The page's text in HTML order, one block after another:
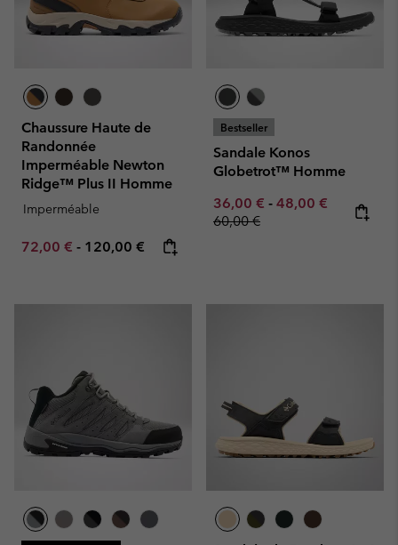
Chaussure Haute de
Randonnée
Imperméable Newton
Ridge™ Plus II Homme
Imperméable
Minimum sale price:
72,00 € - Maximum price:
120,00 €
Bestseller
Sandale Konos
Globetrot™ Homme
Minimum sale price:
36,00 € - Maximum sale
48,00 € Regular
60,00 €